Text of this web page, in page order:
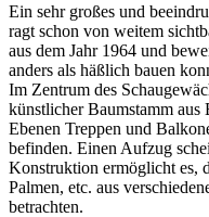
Ein sehr großes und
ragt schon von weitem
aus dem Jahr 1964 und
anders als häßlich bauen
Im Zentrum des
künstlicher Baumstamm aus
Ebenen Treppen und
befinden. Einen Aufzug
Konstruktion ermöglicht es,
Palmen, etc. aus
betrachten.